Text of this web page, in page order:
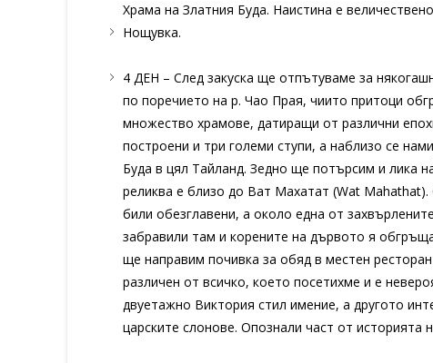
Храма на Златния Буда. Наистина е
Нощувка.
4 ДЕН – След закуска ще отпътуваме за
по поречието на р. Чао Прая, чиито притоци
множество храмове, датиращи от различни
построени и три големи ступи, а наблизо се
Буда в цял Тайланд. Зедно ще потърсим и лика
реликва е близо до Ват Махатат (Wat
били обезглавени, а около една от
забравили там и корените на дървото я
ще направим почивка за обяд в местен
различен от всичко, което посетихме и е
двуетажно Виктория стил имение, а другото
царските слонове. Опознали част от